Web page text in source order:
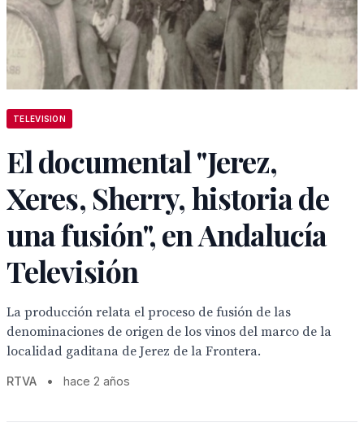
TELEVISION
El documental "Jerez,
Xeres, Sherry, historia de
una fusión", en Andalucía
Televisión
La producción relata el proceso de fusión de las
denominaciones de origen de los vinos del marco de la
localidad gaditana de Jerez de la Frontera.
RTVA • hace 2 años